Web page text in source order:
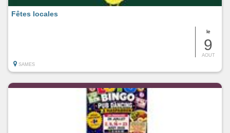
le
9
AOUT
Fêtes locales
SAMES